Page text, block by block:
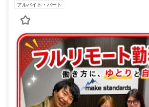
アルバイト・パート